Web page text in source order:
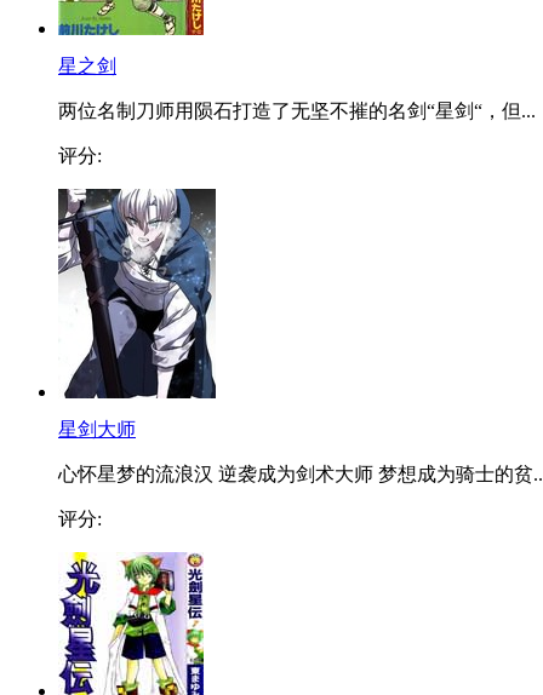
星之剑
两位名制刀师用陨石打造了无坚不摧的名剑“星剑“，但...
评分:
星剑大师
心怀星梦的流浪汉 逆袭成为剑术大师 梦想成为骑士的贫
评分: